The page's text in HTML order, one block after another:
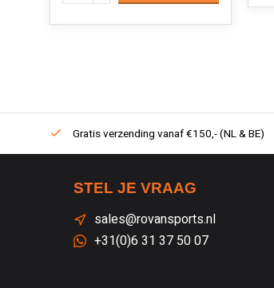
Gratis verzending vanaf €150,- (NL & BE)
STEL JE VRAAG
sales@rovansports.nl
+31(0)6 31 37 50 07